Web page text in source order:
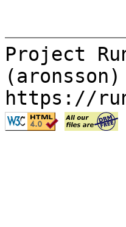
Project
(aronsson)
https://